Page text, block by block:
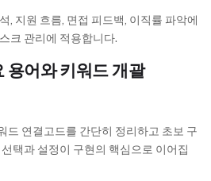
, 지원 흐름, 면접 피드백, 이직률 파악에
크 관리에 적용합니다.
용어와 키워드 개괄
드 연결고드를 간단히 정리하고 초보 구
택과 설정이 구현의 핵심으로 이어집